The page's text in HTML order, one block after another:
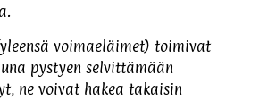
voimaeläimet) toimivat
pystyen selvittämään
ne voivat hakea takaisin